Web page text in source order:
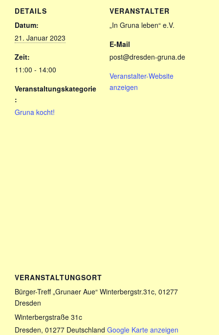
DETAILS
Datum:
21. Januar 2023
Zeit:
11:00 - 14:00
Veranstaltungskategorie
:
Gruna kocht!
VERANSTALTER
„In Gruna leben“ e.V.
E-Mail
post@dresden-gruna.de
Veranstalter-Website
anzeigen
VERANSTALTUNGSORT
Bürger-Treff „Grunaer Aue“ Winterbergstr.31c, 01277
Dresden
Winterbergstraße 31c
Dresden, 01277 Deutschland Google Karte anzeigen